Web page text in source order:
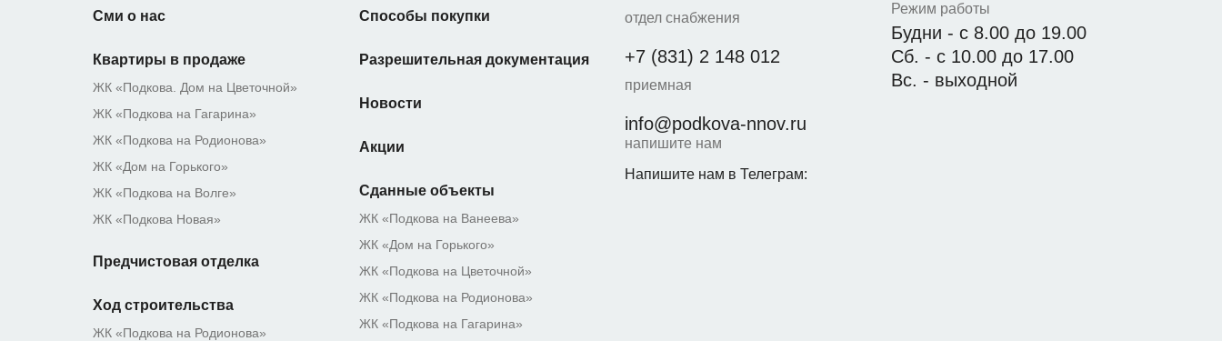
Сми о нас
Квартиры в продаже
ЖК «Подкова. Дом на Цветочной»
ЖК «Подкова на Гагарина»
ЖК «Подкова на Родионова»
ЖК «Дом на Горького»
ЖК «Подкова на Волге»
ЖК «Подкова Новая»
Предчистовая отделка
Ход строительства
ЖК «Подкова на Родионова»
Способы покупки
Разрешительная документация
Новости
Акции
Сданные объекты
ЖК «Подкова на Ванеева»
ЖК «Дом на Горького»
ЖК «Подкова на Цветочной»
ЖК «Подкова на Родионова»
ЖК «Подкова на Гагарина»
отдел снабжения
+7 (831) 2 148 012
приемная
info@podkova-nnov.ru
напишите нам
Напишите нам в Телеграм:
Режим работы
Будни - с 8.00 до 19.00
Сб. - с 10.00 до 17.00
Вс. - выходной